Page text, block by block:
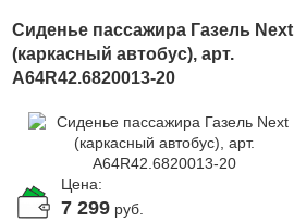
Сиденье пассажира Газель Next
(каркасный автобус), арт.
A64R42.6820013-20
Цена:
7 299 руб.